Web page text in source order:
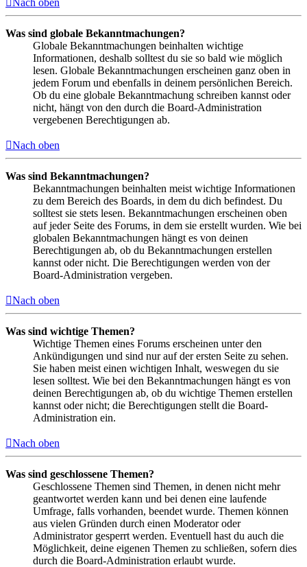
Was sind globale Bekanntmachungen?
Globale Bekanntmachungen beinhalten wichtige
Informationen, deshalb solltest du sie so bald wie möglich
lesen. Globale Bekanntmachungen erscheinen ganz oben in
jedem Forum und ebenfalls in deinem persönlichen Bereich.
Ob du eine globale Bekanntmachung schreiben kannst oder
nicht, hängt von den durch die Board-Administration
vergebenen Berechtigungen ab.
Nach oben
Was sind Bekanntmachungen?
Bekanntmachungen beinhalten meist wichtige Informationen
zu dem Bereich des Boards, in dem du dich befindest. Du
solltest sie stets lesen. Bekanntmachungen erscheinen oben
auf jeder Seite des Forums, in dem sie erstellt wurden. Wie bei
globalen Bekanntmachungen hängt es von deinen
Berechtigungen ab, ob du Bekanntmachungen erstellen
kannst oder nicht. Die Berechtigungen werden von der
Board-Administration vergeben.
Nach oben
Was sind wichtige Themen?
Wichtige Themen eines Forums erscheinen unter den
Ankündigungen und sind nur auf der ersten Seite zu sehen.
Sie haben meist einen wichtigen Inhalt, weswegen du sie
lesen solltest. Wie bei den Bekanntmachungen hängt es von
deinen Berechtigungen ab, ob du wichtige Themen erstellen
kannst oder nicht; die Berechtigungen stellt die Board-
Administration ein.
Nach oben
Was sind geschlossene Themen?
Geschlossene Themen sind Themen, in denen nicht mehr
geantwortet werden kann und bei denen eine laufende
Umfrage, falls vorhanden, beendet wurde. Themen können
aus vielen Gründen durch einen Moderator oder
Administrator gesperrt werden. Eventuell hast du auch die
Möglichkeit, deine eigenen Themen zu schließen, sofern dies
durch die Board-Administration erlaubt wurde.